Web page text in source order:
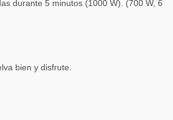
durante 5 minutos (1000 W). (700 W, 6
bien y disfrute.